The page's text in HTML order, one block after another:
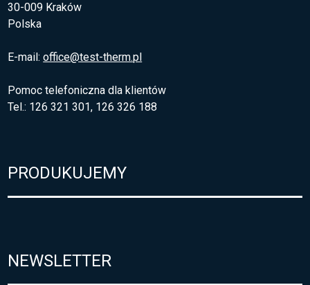
30-009 Kraków
Polska
E-mail:office@test-therm.pl
Pomoc telefoniczna dla klientów
Tel.: 126 321 301, 126 326 188
PRODUKUJEMY
NEWSLETTER